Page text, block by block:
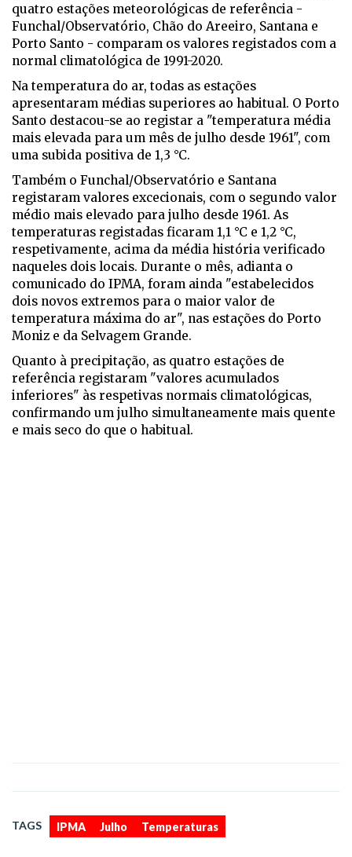
quatro estações meteorológicas de referência -
Funchal/Observatório, Chão do Areeiro, Santana e
Porto Santo - comparam os valores registados com a
normal climatológica de 1991-2020.
Na temperatura do ar, todas as estações
apresentaram médias superiores ao habitual. O Porto
Santo destacou-se ao registar a "temperatura média
mais elevada para um mês de julho desde 1961", com
uma subida positiva de 1,3 °C.
Também o Funchal/Observatório e Santana
registaram valores excecionais, com o segundo valor
médio mais elevado para julho desde 1961. As
temperaturas registadas ficaram 1,1 °C e 1,2 °C,
respetivamente, acima da média história verificado
naqueles dois locais. Durante o mês, adianta o
comunicado do IPMA, foram ainda "estabelecidos
dois novos extremos para o maior valor de
temperatura máxima do ar", nas estações do Porto
Moniz e da Selvagem Grande.
Quanto à precipitação, as quatro estações de
referência registaram "valores acumulados
inferiores" às respetivas normais climatológicas,
confirmando um julho simultaneamente mais quente
e mais seco do que o habitual.
TAGS IPMA Julho Temperaturas